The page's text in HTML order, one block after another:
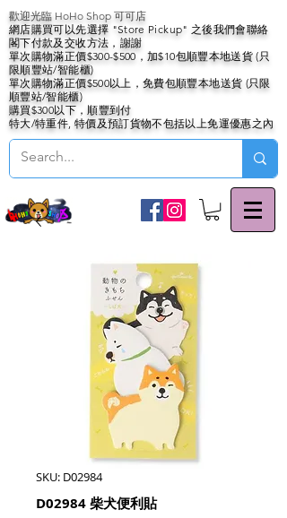
歡迎光臨 HoHo Shop 可可店
網店購買可以先選擇 "Store Pickup" 之後我們會聯絡
閣下付款及交收方法，謝謝
單次購物滿正價$300-$500，加$10包順豐本地送貨 (只
限順豐站/智能櫃)
單次購物滿正價$500以上，免費包順豐本地送貨 (只限
順豐站/智能櫃)
購買$300以下，順豐到付
特大/特重件, 特價及預訂貨物不包括以上免運優惠之內
SKU: D02984
D02984 柴犬便利貼